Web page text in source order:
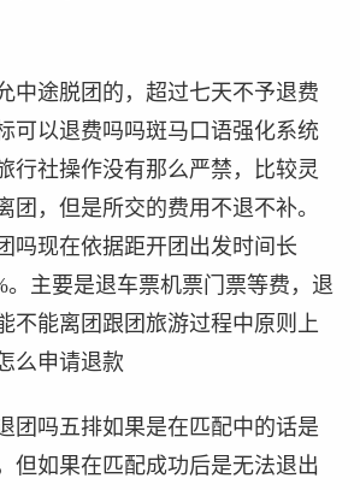
中途脱团的，超过七天不予退费
可以退费吗吗斑马口语强化系统
行社操作没有那么严禁，比较灵
团，但是所交的费用不退不补。
吗现在依据距开团出发时间长
。主要是退车票机票门票等费，退
不能离团跟团旅游过程中原则上
么申请退款
团吗五排如果是在匹配中的话是
但如果在匹配成功后是无法退出